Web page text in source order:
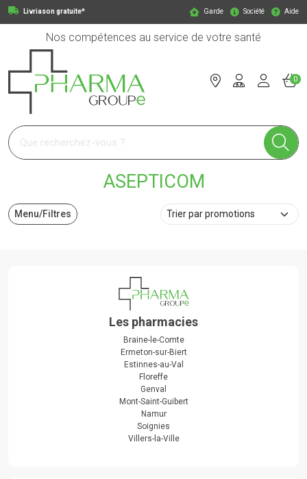
Livriason gratuite* Garde Société Aide
Nos compétences au service de votre santé
Pharmagroupe Votre pharmacie en ligne à votre service
0
ASEPTICOM
Menu/Filtres
Les pharmacies
Braine-le-Comte
Ermeton-sur-Biert
Estinnes-au-Val
Floreffe
Genval
Mont-Saint-Guibert
Namur
Soignies
Villers-la-Ville